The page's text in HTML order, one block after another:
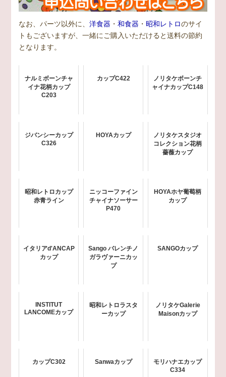
なお、パーツ以外に、洋食器 ・和食器 ・ 昭和レトロのサイ
トもございますが、一緒にご購入いただけると送料の節約
となります。
ナルミボーンチャ
イナ花柄カップ
C203
カップC422
ノリタケボーンチ
ャイナカップC148
ジバンシーカップ
C326
HOYAカップ
ノリタケスタジオ
コレクション花柄
薔薇カップ
昭和レトロカップ
赤青ライン
ニッコーファイン
チャイナソーサー
P470
HOYAホヤ葡萄柄
カップ
イタリアd'ANCAP
カップ
Sango バレンチノ
ガラヴァーニカッ
プ
SANGOカップ
INSTITUT
LANCOMEカップ
昭和レトロラスタ
ーカップ
ノリタケGalerie
Maisonカップ
カップC302 Sanwaカップ
モリハナエカップ
C334